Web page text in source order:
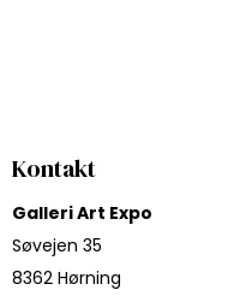
Kontakt
Galleri Art Expo
Søvejen 35
8362 Hørning